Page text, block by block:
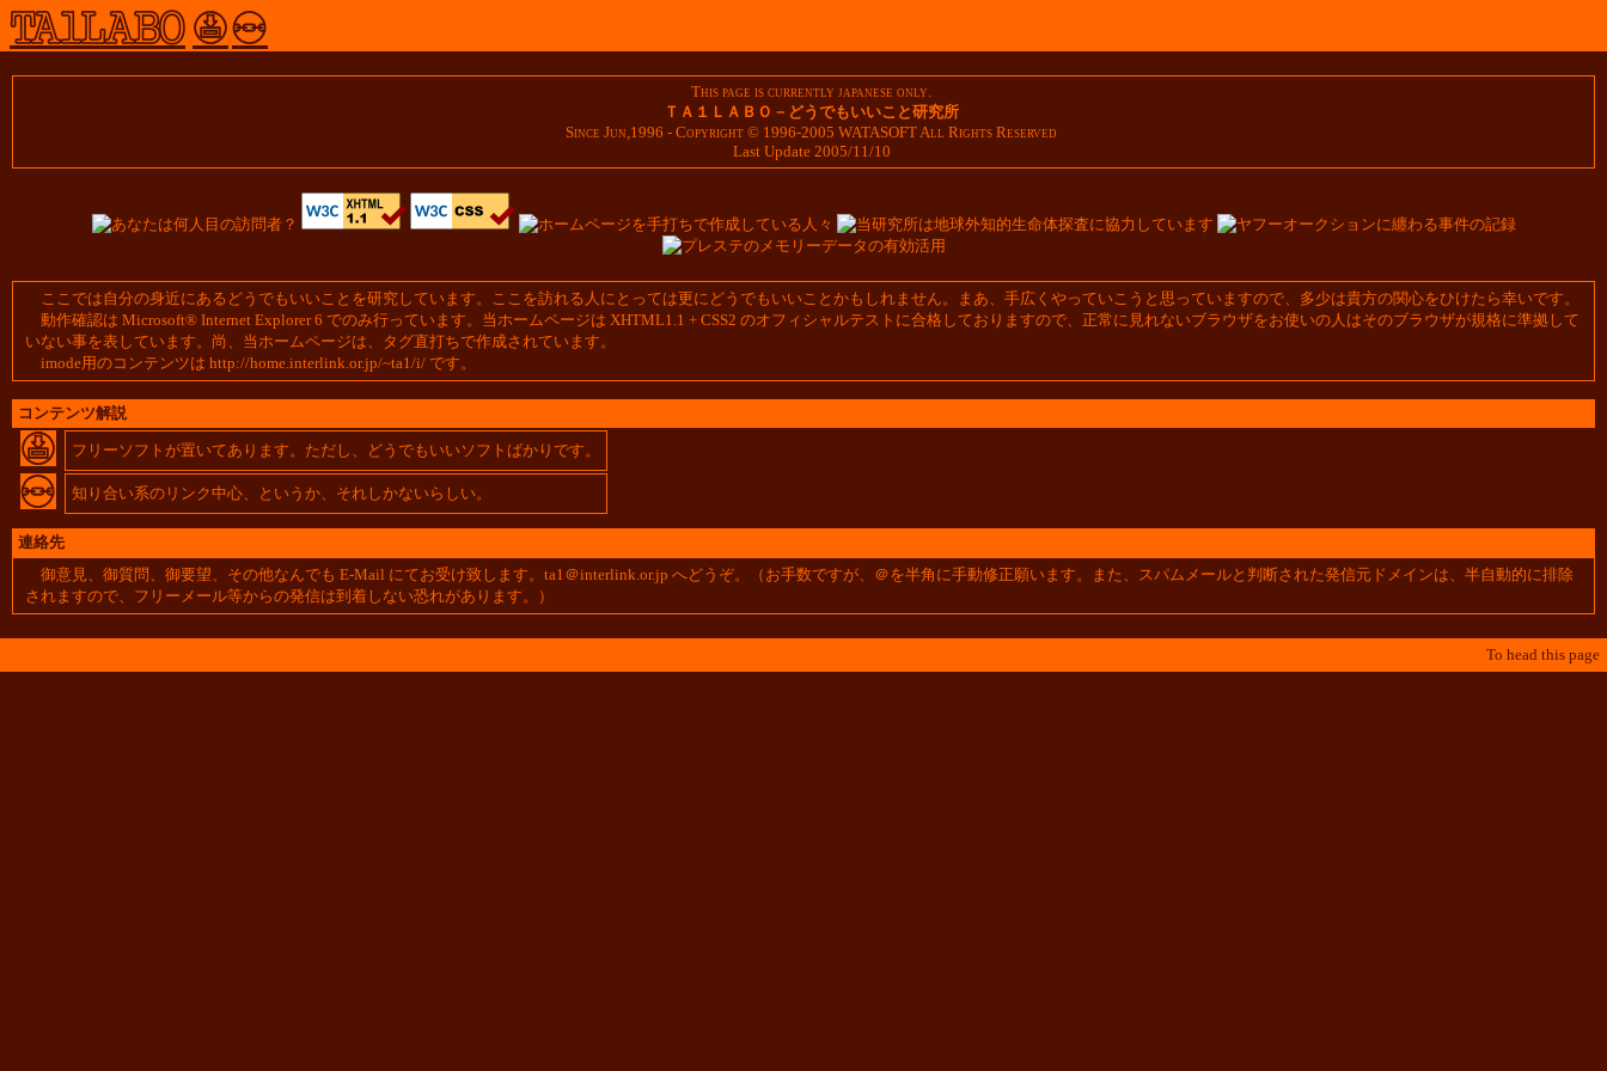
This page is currently japanese only.
ＴＡ１ＬＡＢＯ－どうでもいいこと研究所
Since Jun,1996 - Copyright © 1996-2005 WATASOFT All Rights Reserved
Last Update 2005/11/10
ここでは自分の身近にあるどうでもいいことを研究しています。ここを訪れる人にとっては更にどうでもいいことかもしれません。まあ、手広くやっていこうと思っていますので、多少は貴方の関心をひけたら幸いです。
動作確認は Microsoft® Internet Explorer 6 でのみ行っています。当ホームページは XHTML1.1 + CSS2 のオフィシャルテストに合格しておりますので、正常に見れないブラウザをお使いの人はそのブラウザが規格に準拠して
いない事を表しています。尚、当ホームページは、タグ直打ちで作成されています。
imode用のコンテンツは http://home.interlink.or.jp/~ta1/i/ です。
コンテンツ解説
フリーソフトが置いてあります。ただし、どうでもいいソフトばかりです。
知り合い系のリンク中心、というか、それしかないらしい。
連絡先
御意見、御質問、御要望、その他なんでも E-Mail にてお受け致します。 ta1＠interlink.or.jp へどうぞ。（お手数ですが、＠を半角に手動修正願います。また、スパムメールと判断された発信元ドメインは、半自動的に排除
されますので、フリーメール等からの発信は到着しない恐れがあります。）
To head this page